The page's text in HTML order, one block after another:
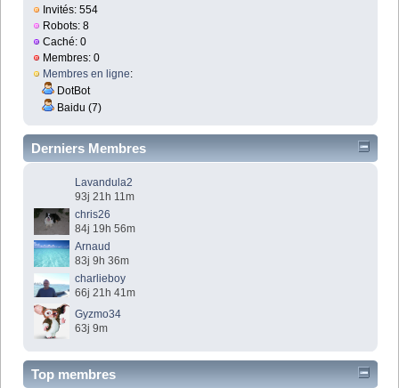
Invités: 554
Robots: 8
Caché: 0
Membres: 0
Membres en ligne:
DotBot
Baidu (7)
Derniers Membres
Lavandula2
93j 21h 11m
chris26
84j 19h 56m
Arnaud
83j 9h 36m
charlieboy
66j 21h 41m
Gyzmo34
63j 9m
Top membres